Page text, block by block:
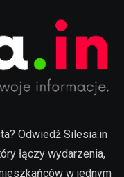
Odwiedź Silesia.in
łączy wydarzenia,
w jednym